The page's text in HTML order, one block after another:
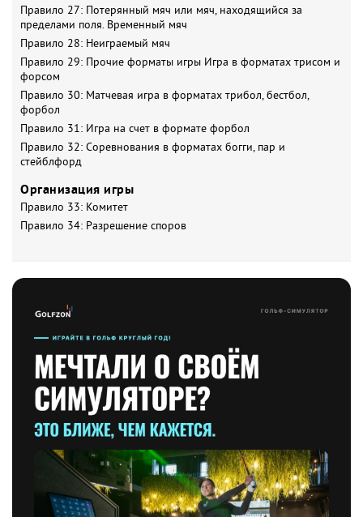
Правило 27: Потерянный мяч или мяч, находящийся за
пределами поля. Временный мяч
Правило 28: Неиграемый мяч
Правило 29: Прочие форматы игры Игра в форматах трисом и
форсом
Правило 30: Матчевая игра в форматах трибол, бестбол,
форбол
Правило 31: Игра на счет в формате форбол
Правило 32: Соревнования в форматах богги, пар и
стейблфорд
Организация игры
Правило 33: Комитет
Правило 34: Разрешение споров